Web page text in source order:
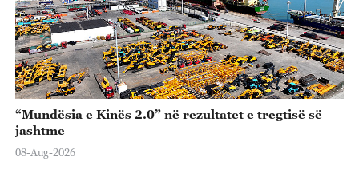
“Mundësia e Kinës 2.0” në rezultatet e tregtisë së
jashtme
08-Aug-2026